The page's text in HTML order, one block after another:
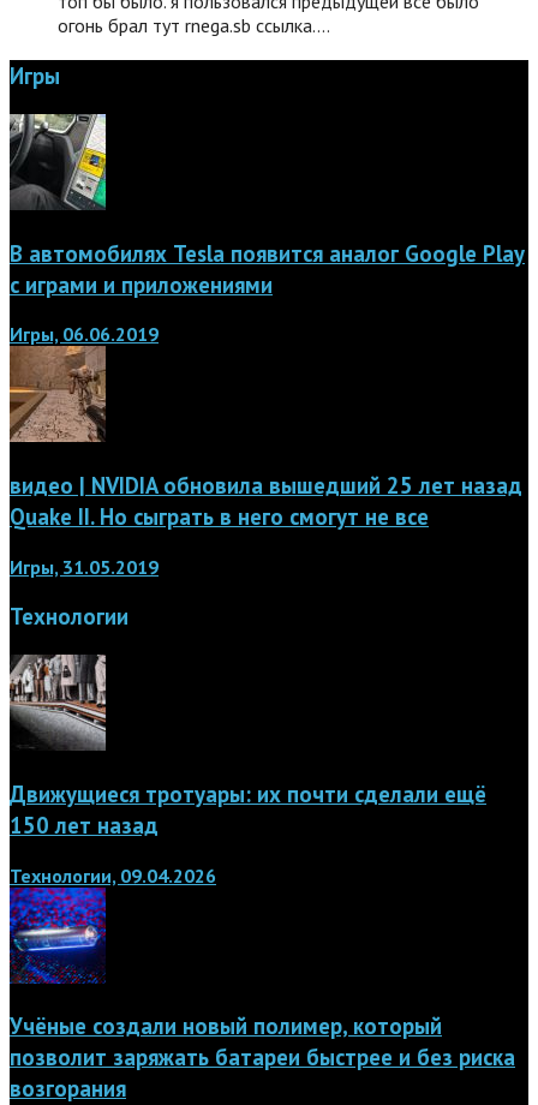
огонь брал тут rnega.sb ссылка.…
Игры
В автомобилях Tesla появится аналог Google Play
с играми и приложениями
Игры, 06.06.2019
видео | NVIDIA обновила вышедший 25 лет назад
Quake II. Но сыграть в него смогут не все
Игры, 31.05.2019
Технологии
Движущиеся тротуары: их почти сделали ещё
150 лет назад
Технологии, 09.04.2026
Учёные создали новый полимер, который
позволит заряжать батареи быстрее и без риска
возгорания